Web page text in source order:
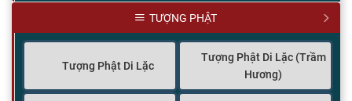
TƯỢNG PHẬT
Tượng Phật Di Lặc
Tượng Phật Di Lặc (Trầm
Hương)